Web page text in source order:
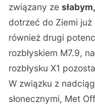
związany ze
dotrzeć do Ziemi już
również drugi
rozbłyskiem M7.9,
rozbłysku X1
W związku z
słonecznymi, Met